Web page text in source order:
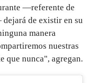
—referente de
de existir en su
manera
nuestras
que nunca", agregan.